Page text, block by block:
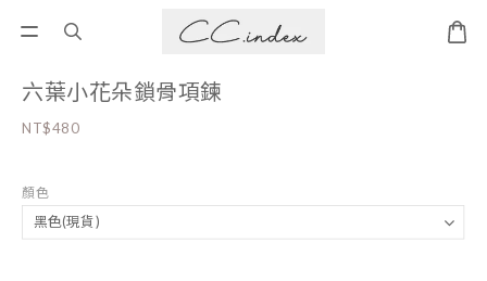
六葉小花朵鎖骨項鍊
NT$480
顏色